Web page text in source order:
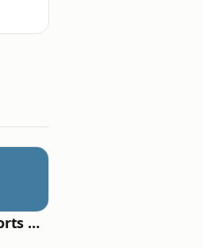
Journal des sports Afrique